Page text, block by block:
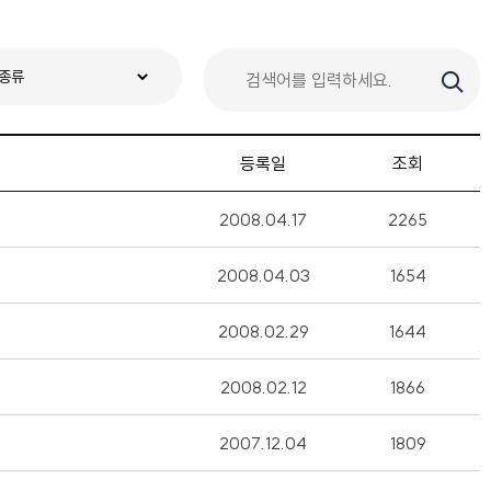
등록일 조회
2008.04.17 2265
2008.04.03 1654
2008.02.29 1644
2008.02.12 1866
2007.12.04 1809